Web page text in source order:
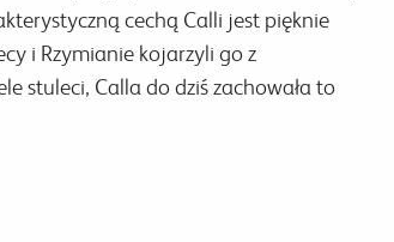
cechą Calli jest pięknie
i Rzymianie kojarzyli go z
stuleci, Calla do dziś zachowała to